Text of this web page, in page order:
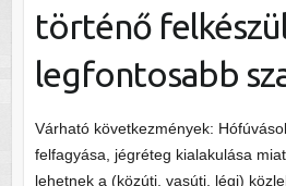
történő
legfontosabb
Várható következmények:
felfagyása, jégréteg kialakulása
lehetnek a (közúti, vasúti, légi)